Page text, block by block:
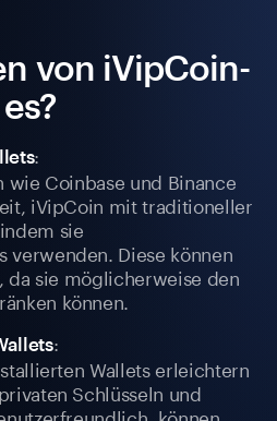
von iVipCoin-
:
wie Coinbase und Binance
iVipCoin mit traditioneller
sie
verwenden. Diese können
da sie möglicherweise den
können.
:
Wallets erleichtern
Schlüsseln und